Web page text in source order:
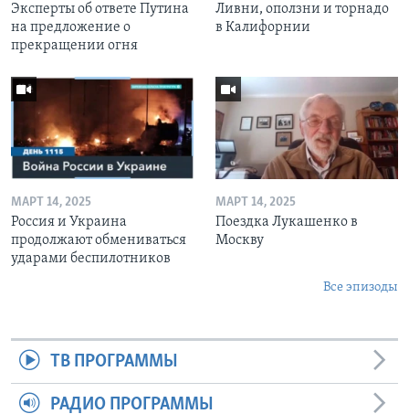
Эксперты об ответе Путина
на предложение о
прекращении огня
Ливни, оползни и торнадо
в Калифорнии
МАРТ 14, 2025
Россия и Украина
продолжают обмениваться
ударами беспилотников
МАРТ 14, 2025
Поездка Лукашенко в
Москву
Все эпизоды
ТВ ПРОГРАММЫ
РАДИО ПРОГРАММЫ